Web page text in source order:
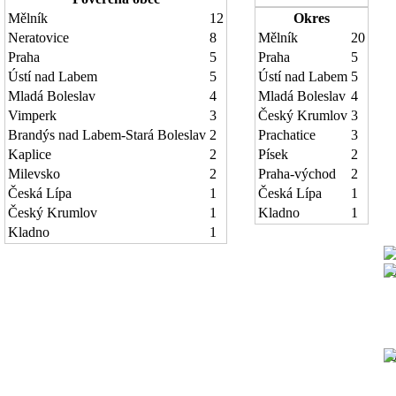
Mělník
12
Neratovice
8
Praha
5
Ústí nad Labem
5
Mladá Boleslav
4
Vimperk
3
Brandýs nad Labem-Stará Boleslav 2
Kaplice
2
Milevsko
2
Česká Lípa
1
Český Krumlov
1
Kladno
1
Okres
Mělník
20
Praha
5
Ústí nad Labem 5
Mladá Boleslav 4
Český Krumlov 3
Prachatice
3
Písek
2
Praha-východ
2
Česká Lípa
1
Kladno
1